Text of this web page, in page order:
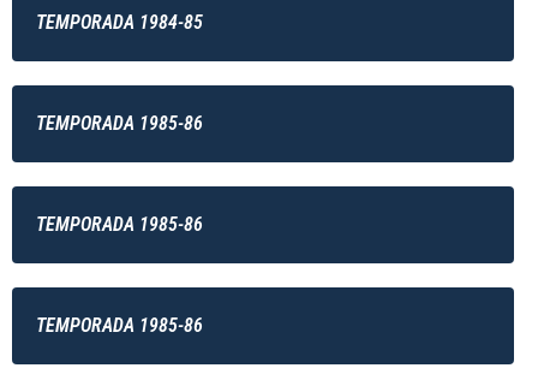
TEMPORADA 1984-85
TEMPORADA 1985-86
TEMPORADA 1985-86
TEMPORADA 1985-86